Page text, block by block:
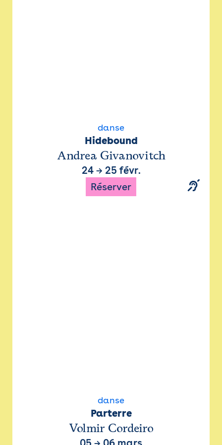
danse
Hidebound
Andrea Givanovitch
24→ 25 févr.
Réserver
danse
Parterre
Volmir Cordeiro